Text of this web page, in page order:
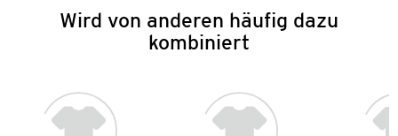
Wird von anderen häufig dazu
kombiniert